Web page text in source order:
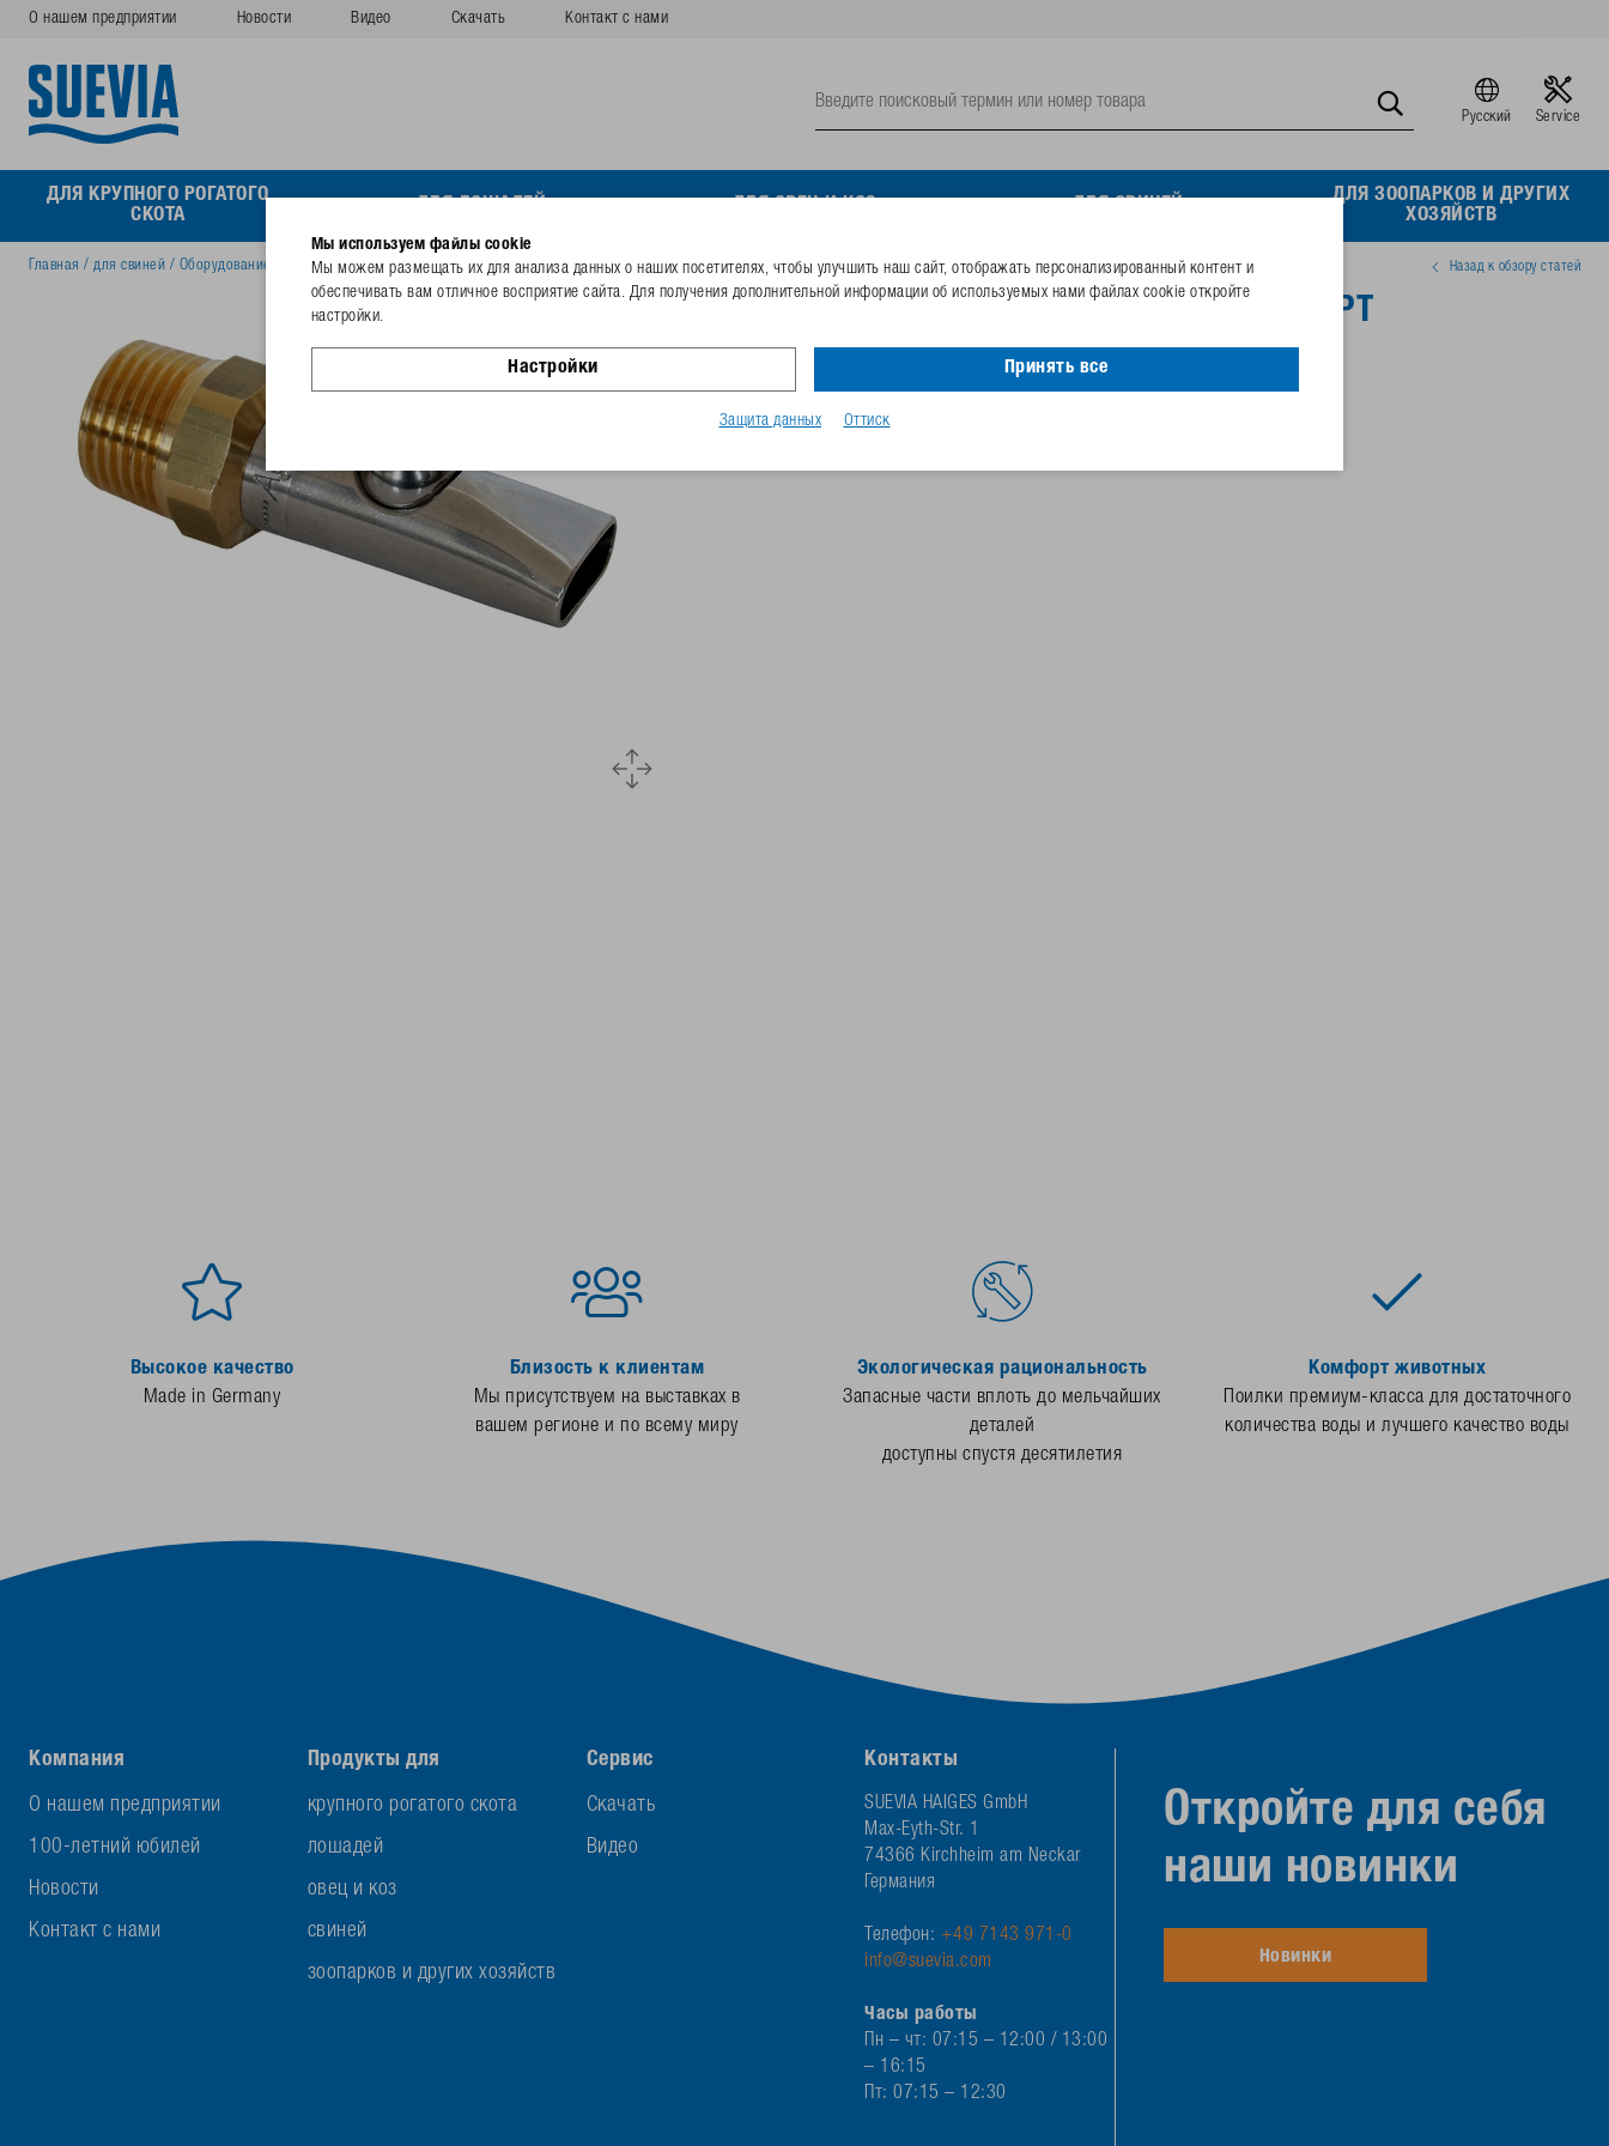
О нашем предприятии Новости Видео Скачать Контакт с нами
Русский Service
ДЛЯ КРУПНОГО РОГАТОГО
СКОТА
ДЛЯ ЗООПАРКОВ И ДРУГИХ
ХОЗЯЙСТВ
Главная / для свиней / Oборудование для свиноводства /Nipple Drinker AquaGlobe for piglets, 1/2" NPT Назад к обзору статей
Nipple Drinker AquaGlobe for piglets, 1/2" NPT
300.0642
Высокое качество
Made in Germany
Близость к клиентам
Мы присутствуем на выставках в
вашем регионе и по всему миру
Экологическая рациональность
Запасные части вплоть до мельчайших
деталей
доступны спустя десятилетия
Комфорт животных
Поилки премиум-класса для достаточного
количества воды и лучшего качество воды
Компания
О нашем предприятии
100-летний юбилей
Новости
Контакт с нами
Продукты для
крупного рогатого скота
лошадей
овец и коз
свиней
зоопарков и других хозяйств
Сервис
Скачать
Видео
Контакты
SUEVIA HAIGES GmbH
Max-Eyth-Str. 1
74366 Kirchheim am Neckar
Германия
Телефон: +49 7143 971-0
info@suevia.com
Часы работы
Пн – чт: 07:15 – 12:00 / 13:00
– 16:15
Пт: 07:15 – 12:30
Откройте для себя
наши новинки
Новинки
Мы используем файлы cookie
Мы можем размещать их для анализа данных о наших посетителях, чтобы улучшить наш сайт, отображать персонализированный контент и
обеспечивать вам отличное восприятие сайта. Для получения дополнительной информации об используемых нами файлах cookie откройте
настройки.
Настройки Принять все
Защита данных Оттиск